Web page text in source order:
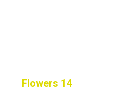
Flowers 14